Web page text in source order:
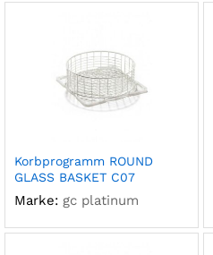
Korbprogramm ROUND
GLASS BASKET C07
Marke: gc platinum